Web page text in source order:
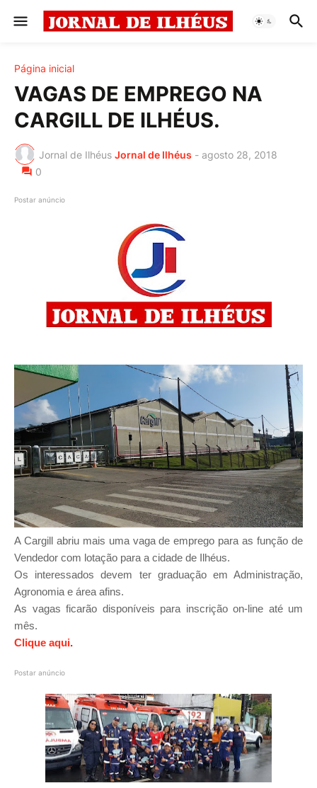
Página inicial
VAGAS DE EMPREGO NA
CARGILL DE ILHÉUS.
Jornal de Ilhéus Jornal de Ilhéus - agosto 28, 2018
0
Postar anúncio
A Cargill abriu mais uma vaga de emprego para as função de
Vendedor com lotação para a cidade de Ilhéus.
Os interessados devem ter graduação em Administração,
Agronomia e área afins.
As vagas ficarão disponíveis para inscrição on-line até um
mês.
Clique aqui.
Postar anúncio